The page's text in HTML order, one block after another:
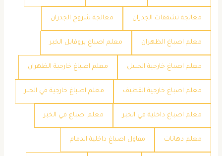
معالجة تشققات الجدران معالجة شروخ الجدران
معلم اصباغ الظهران معلم اصباغ بروفايل الخبر
معلم اصباغ خارجية الجبيل معلم اصباغ خارجية الظهران
معلم اصباغ خارجية القطيف معلم اصباغ خارجية في الخبر
معلم اصباغ داخلية في الخبر معلم اصباغ في الخبر
معلم دهانات مقاول اصباغ داخلية الدمام